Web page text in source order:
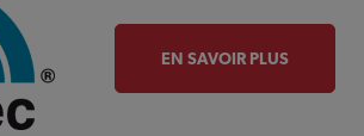
EN SAVOIR PLUS